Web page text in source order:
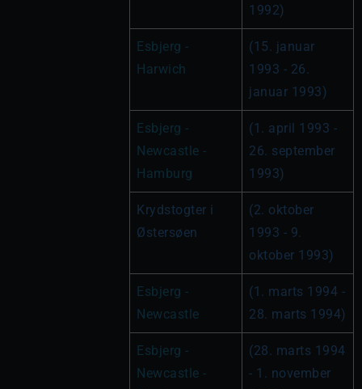
1992)
Esbjerg -
Harwich
(15. januar
1993 - 26.
januar 1993)
Esbjerg -
Newcastle -
Hamburg
(1. april 1993 -
26. september
1993)
Krydstogter i
Østersøen
(2. oktober
1993 - 9.
oktober 1993)
Esbjerg -
Newcastle
(1. marts 1994 -
28. marts 1994)
Esbjerg -
Newcastle -
(28. marts 1994
- 1. november